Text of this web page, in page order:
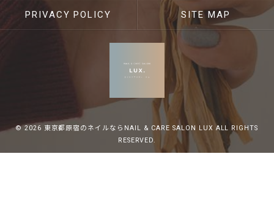
PRIVACY POLICY SITE MAP
© 2026 東京都原宿のネイルならNAIL & CARE SALON LUX ALL RIGHTS
RESERVED.